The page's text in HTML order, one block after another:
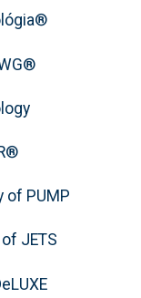
of PUMP
JETS